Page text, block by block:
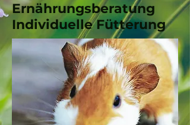
Ernährungsberatung
Individuelle Fütterung